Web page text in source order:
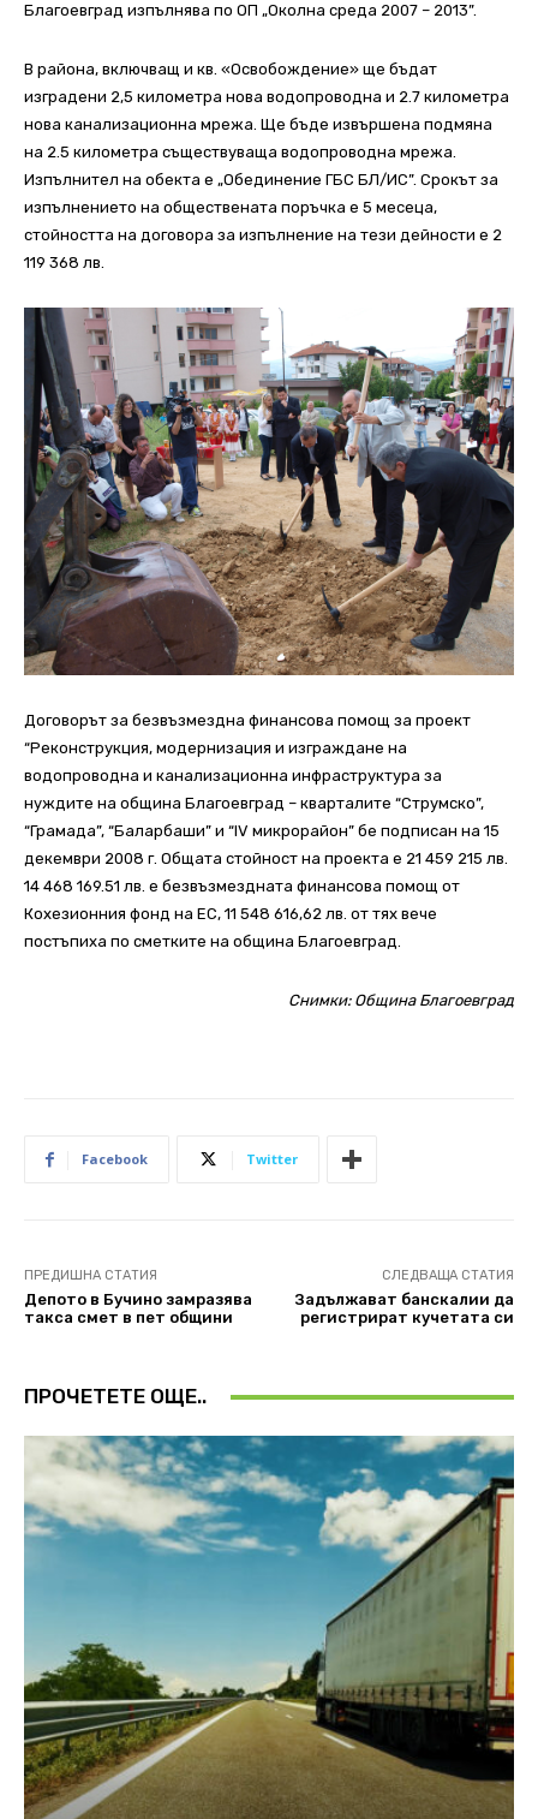
Благоевград изпълнява по ОП „Околна среда 2007 – 2013”.
В района, включващ и кв. «Освобождение» ще бъдат
изградени 2,5 километра нова водопроводна и 2.7 километра
нова канализационна мрежа. Ще бъде извършена подмяна
на 2.5 километра съществуваща водопроводна мрежа.
Изпълнител на обекта е „Обединение ГБС БЛ/ИС”. Срокът за
изпълнението на обществената поръчка е 5 месеца,
стойността на договора за изпълнение на тези дейности е 2
119 368 лв.
Договорът за безвъзмездна финансова помощ за проект
“Реконструкция, модернизация и изграждане на
водопроводна и канализационна инфраструктура за
нуждите на община Благоевград – кварталите “Струмско”,
“Грамада”, “Баларбаши” и “IV микрорайон” бе подписан на 15
декември 2008 г. Общата стойност на проекта е 21 459 215 лв.
14 468 169.51 лв. е безвъзмездната финансова помощ от
Кохезионния фонд на ЕС, 11 548 616,62 лв. от тях вече
постъпиха по сметките на община Благоевград.
Снимки: Община Благоевград
Facebook Twitter
ПРЕДИШНА СТАТИЯ
Депото в Бучино замразява
такса смет в пет общини
СЛЕДВАЩА СТАТИЯ
Задължават банскалии да
регистрират кучетата си
ПРОЧЕТЕТЕ ОЩЕ..